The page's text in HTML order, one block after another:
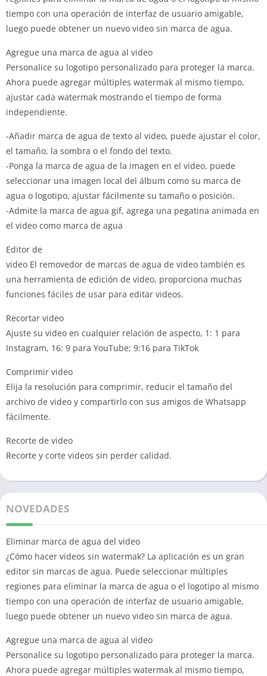
tiempo con una operación de interfaz de usuario amigable,
luego puede obtener un nuevo video sin marca de agua.
Agregue una marca de agua al video
Personalice su logotipo personalizado para proteger la marca.
Ahora puede agregar múltiples watermak al mismo tiempo,
ajustar cada watermak mostrando el tiempo de forma
independiente.
-Añadir marca de agua de texto al video, puede ajustar el color,
el tamaño, la sombra o el fondo del texto.
-Ponga la marca de agua de la imagen en el video, puede
seleccionar una imagen local del álbum como su marca de
agua o logotipo, ajustar fácilmente su tamaño o posición.
-Admite la marca de agua gif, agrega una pegatina animada en
el video como marca de agua
Editor de
video El removedor de marcas de agua de video también es
una herramienta de edición de video, proporciona muchas
funciones fáciles de usar para editar videos.
Recortar video
Ajuste su video en cualquier relación de aspecto, 1: 1 para
Instagram, 16: 9 para YouTube; 9:16 para TikTok
Comprimir video
Elija la resolución para comprimir, reducir el tamaño del
archivo de video y compartirlo con sus amigos de Whatsapp
fácilmente.
Recorte de video
Recorte y corte videos sin perder calidad.
NOVEDADES
Eliminar marca de agua del video
¿Cómo hacer videos sin watermak? La aplicación es un gran
editor sin marcas de agua. Puede seleccionar múltiples
regiones para eliminar la marca de agua o el logotipo al mismo
tiempo con una operación de interfaz de usuario amigable,
luego puede obtener un nuevo video sin marca de agua.
Agregue una marca de agua al video
Personalice su logotipo personalizado para proteger la marca.
Ahora puede agregar múltiples watermak al mismo tiempo,